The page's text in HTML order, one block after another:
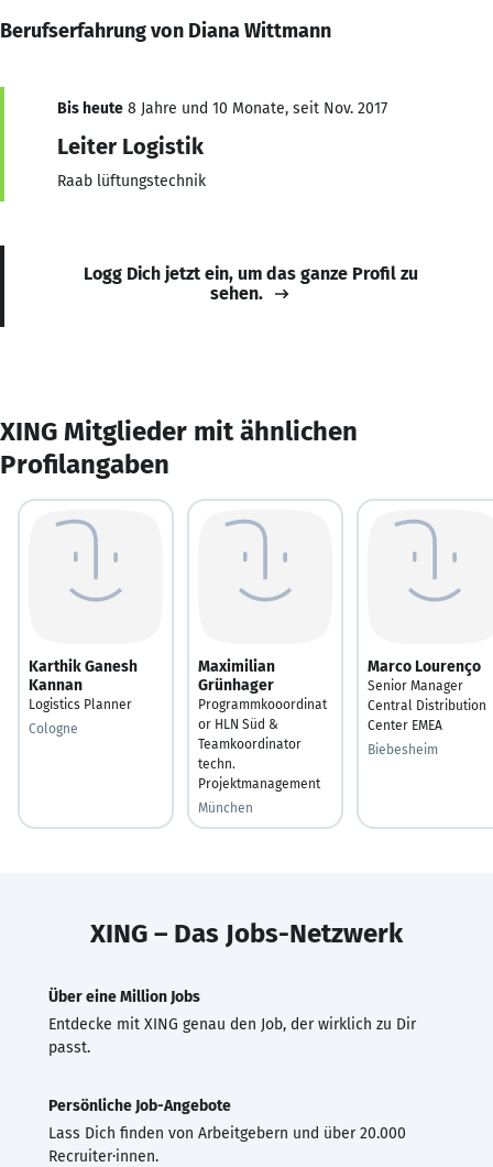
Berufserfahrung von Diana Wittmann
Bis heute 8 Jahre und 10 Monate, seit Nov. 2017
Leiter Logistik
Raab lüftungstechnik
Logg Dich jetzt ein, um das ganze Profil zu
sehen.
XING Mitglieder mit ähnlichen
Profilangaben
Karthik Ganesh
Kannan
Logistics Planner
Cologne
Maximilian
Grünhager
Programmkooordinat
or HLN Süd &
Teamkoordinator
techn.
Projektmanagement
München
Marco Lourenço
Senior Manager
Central Distribution
Center EMEA
Biebesheim
XING – Das Jobs-Netzwerk
Über eine Million Jobs
Entdecke mit XING genau den Job, der wirklich zu Dir
passt.
Persönliche Job-Angebote
Lass Dich finden von Arbeitgebern und über 20.000
Recruiter·innen.